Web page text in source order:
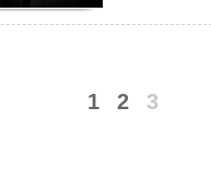
1 2 3